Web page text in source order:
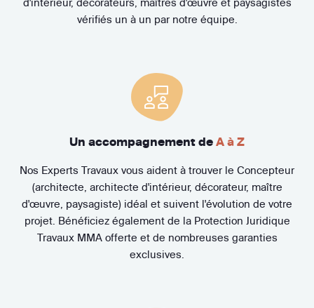
vérifiés un à un par notre équipe.
Un accompagnement de A à Z
Nos Experts Travaux vous aident à trouver le Concepteur
(architecte, architecte d'intérieur, décorateur, maître
d'œuvre, paysagiste) idéal et suivent l'évolution de votre
projet. Bénéficiez également de la Protection Juridique
Travaux MMA offerte et de nombreuses garanties
exclusives.